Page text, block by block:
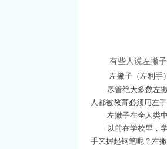
有些人说左撇子和
左撇子（左利手
尽管绝大多数左
人都被教育必须用左
左撇子在全人类
以前在学校里，学
手来握起钢笔呢？左